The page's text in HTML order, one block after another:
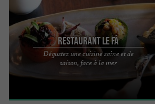
Restaurant Le Fâ
Dégustez une cuisine saine et de
saison, face à la mer
Notre Chef vous invite à déguster une cuisine
saine et de saison, à la fois simple et subtile. Son
leitmotiv ? ...